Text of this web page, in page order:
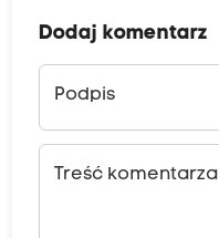
Dodaj komentarz
Podpis
Treść komentarza